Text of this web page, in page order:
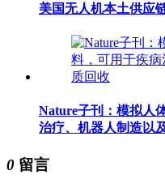
美国无人机本土供应
Nature子刊：模拟人
治疗、机器人制造以
0 留言